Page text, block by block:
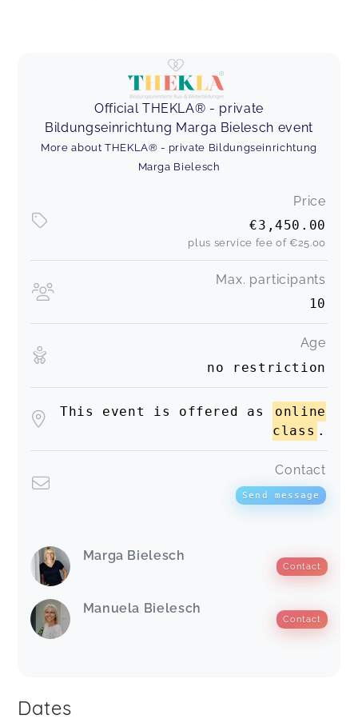
Official THEKLA® - private
Bildungseinrichtung Marga Bielesch event
More about THEKLA® - private Bildungseinrichtung
Marga Bielesch
Price
€3,450.00
plus service fee of€25.00
Max. participants
10
Age
no restriction
This event is offered as
online
class .
Contact
Send message
Marga Bielesch
Contact
Manuela Bielesch
Contact
Dates